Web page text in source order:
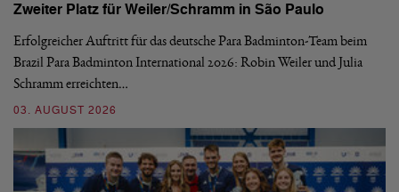
Zweiter Platz für Weiler/Schramm in São Paulo
Erfolgreicher Auftritt für das deutsche Para Badminton-Team beim
Brazil Para Badminton International 2026: Robin Weiler und Julia
Schramm erreichten…
03. AUGUST 2026